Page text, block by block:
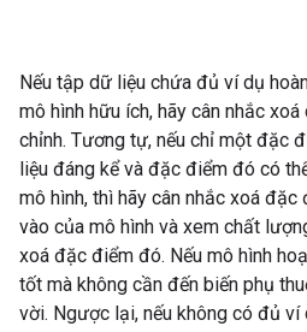
Nếu tập dữ liệu chứa đủ ví dụ
mô hình hữu ích, hãy cân nhắc
chỉnh. Tương tự, nếu chỉ một đặc
liệu đáng kể và đặc điểm đó có
mô hình, thì hãy cân nhắc xoá
vào của mô hình và xem chất
xoá đặc điểm đó. Nếu mô hình
tốt mà không cần đến biến phụ
vời. Ngược lại, nếu không có đủ ví